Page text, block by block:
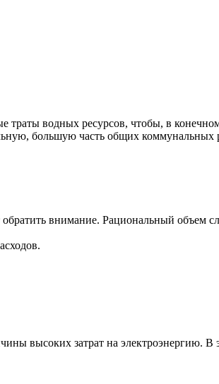
водных ресурсов, чтобы, в
большую часть общих коммунальных
внимание. Рациональный объем
высоких затрат на электроэнергию. В